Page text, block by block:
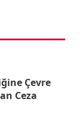
Çevre
Ceza